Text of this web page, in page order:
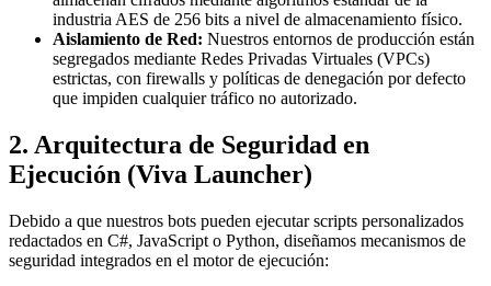
industria AES de 256 bits a nivel de almacenamiento físico.
Aislamiento de Red: Nuestros entornos de producción están
segregados mediante Redes Privadas Virtuales (VPCs)
estrictas, con firewalls y políticas de denegación por defecto
que impiden cualquier tráfico no autorizado.
2. Arquitectura de Seguridad en
Ejecución (Viva Launcher)
Debido a que nuestros bots pueden ejecutar scripts personalizados
redactados en C#, JavaScript o Python, diseñamos mecanismos de
seguridad integrados en el motor de ejecución: